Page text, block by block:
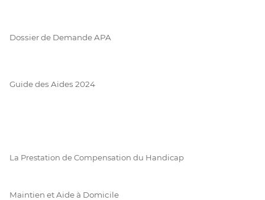
Dossier de Demande APA
Guide des Aides 2024
La Prestation de Compensation du Handicap
Maintien et Aide à Domicile